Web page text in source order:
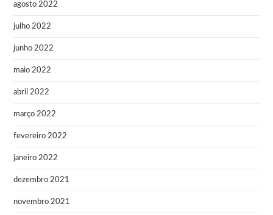
agosto 2022
julho 2022
junho 2022
maio 2022
abril 2022
março 2022
fevereiro 2022
janeiro 2022
dezembro 2021
novembro 2021